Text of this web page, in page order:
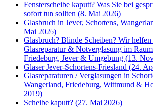
Fensterscheibe kaputt? Was Sie bei
sofort tun sollten (8. Mai 2026)
Glasbruch in Jever, Schortens,
Mai 2026)
Glasbruch? Blinde Scheiben? Wir helfen
Glasreparatur & Notverglasung im
Friedeburg, Jever & Umgebung (13.
Glaser Jever-Schortens-Friesland (24.
Glasreparaturen / Verglasungen in
Wangerland, Friedeburg, Wittmund &
2019)
Scheibe kaputt? (27. Mai 2026)